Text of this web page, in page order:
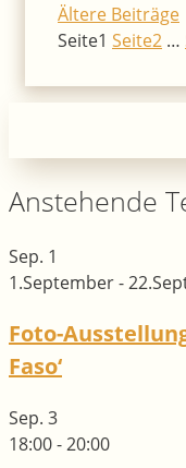
Ältere Beiträge
Seite1 Seite2 …
Anstehende
Sep. 1
1.September-
Foto-
Faso‘
Sep. 3
18:00-20:00